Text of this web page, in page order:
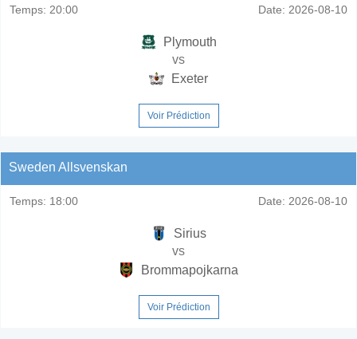
Temps: 20:00 Date: 2026-08-10
Plymouth
vs
Exeter
Voir Prédiction
Sweden Allsvenskan
Temps: 18:00 Date: 2026-08-10
Sirius
vs
Brommapojkarna
Voir Prédiction